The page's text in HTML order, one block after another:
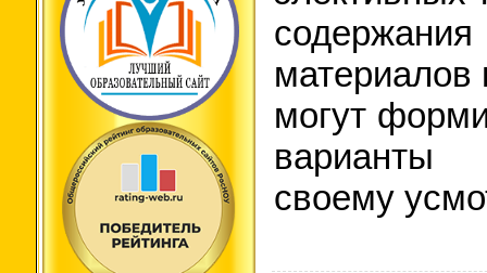
материалов
могут
своему